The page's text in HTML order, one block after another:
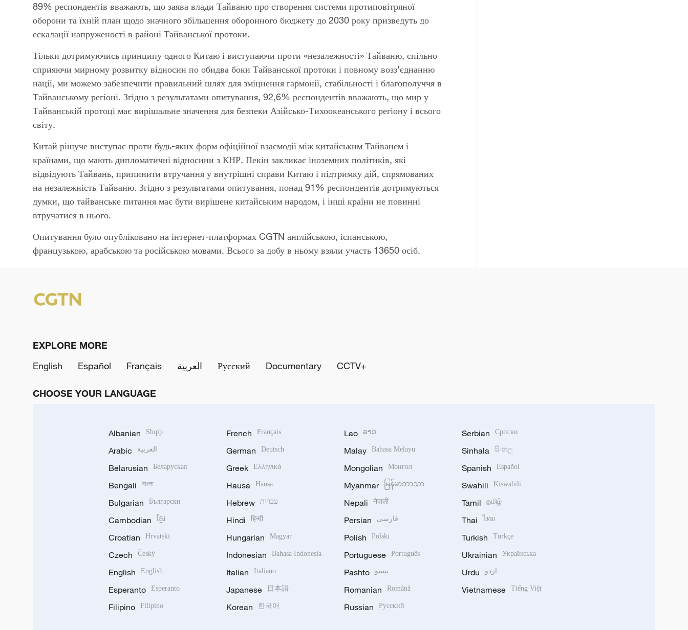
89% респондентів вважають, що заява влади Тайваню про створення системи протиповітряної
оборони та їхній план щодо значного збільшення оборонного бюджету до 2030 року призведуть до
ескалації напруженості в районі Тайванської протоки.
Тільки дотримуючись принципу одного Китаю і виступаючи проти «незалежності» Тайваню, спільно
сприяючи мирному розвитку відносин по обидва боки Тайванської протоки і повному возз'єднанню
нації, ми можемо забезпечити правильний шлях для зміцнення гармонії, стабільності і благополуччя в
Тайванському регіоні. Згідно з результатами опитування, 92,6% респондентів вважають, що мир у
Тайванській протоці має вирішальне значення для безпеки Азійсько-Тихоокеанського регіону і всього
світу.
Китай рішуче виступає проти будь-яких форм офіційної взаємодії між китайським Тайванем і
країнами, що мають дипломатичні відносини з КНР. Пекін закликає іноземних політиків, які
відвідують Тайвань, припинити втручання у внутрішні справи Китаю і підтримку дій, спрямованих
на незалежність Тайваню. Згідно з результатами опитування, понад 91% респондентів дотримуються
думки, що тайванське питання має бути вирішене китайським народом, і інші країни не повинні
втручатися в нього.
Опитування було опубліковано на інтернет-платформах CGTN англійською, іспанською,
французькою, арабською та російською мовами. Всього за добу в ньому взяли участь 13650 осіб.
EXPLORE MORE
English
Español Français العربية Русский Documentary CCTV+
CHOOSE YOUR LANGUAGE
Albanian Shqip
Arabic العربية
Belarusian Беларуская
Bengali বাংলা
Bulgarian Български
Cambodian ខ្មែរ
Croatian Hrvatski
Czech Český
English English
Esperanto Esperanto
Filipino Filipino
French Français
German Deutsch
Greek Ελληνικά
Hausa Hausa
Hebrew עברית
Hindi हिन्दी
Hungarian Magyar
Indonesian Bahasa Indonesia
Italian Italiano
Japanese 日本語
Korean 한국어
Lao ລາວ
Malay Bahasa Melayu
Mongolian Монгол
Myanmar မြန်မာဘာသာ
Nepali नेपाली
Persian فارسی
Polish Polski
Portuguese Português
Pashto پښتو
Romanian Română
Russian Русский
Serbian Српски
Sinhala සිංහල
Spanish Español
Swahili Kiswahili
Tamil தமிழ்
Thai ไทย
Turkish Türkçe
Ukrainian Українська
Urdu اردو
Vietnamese Tiếng Việt